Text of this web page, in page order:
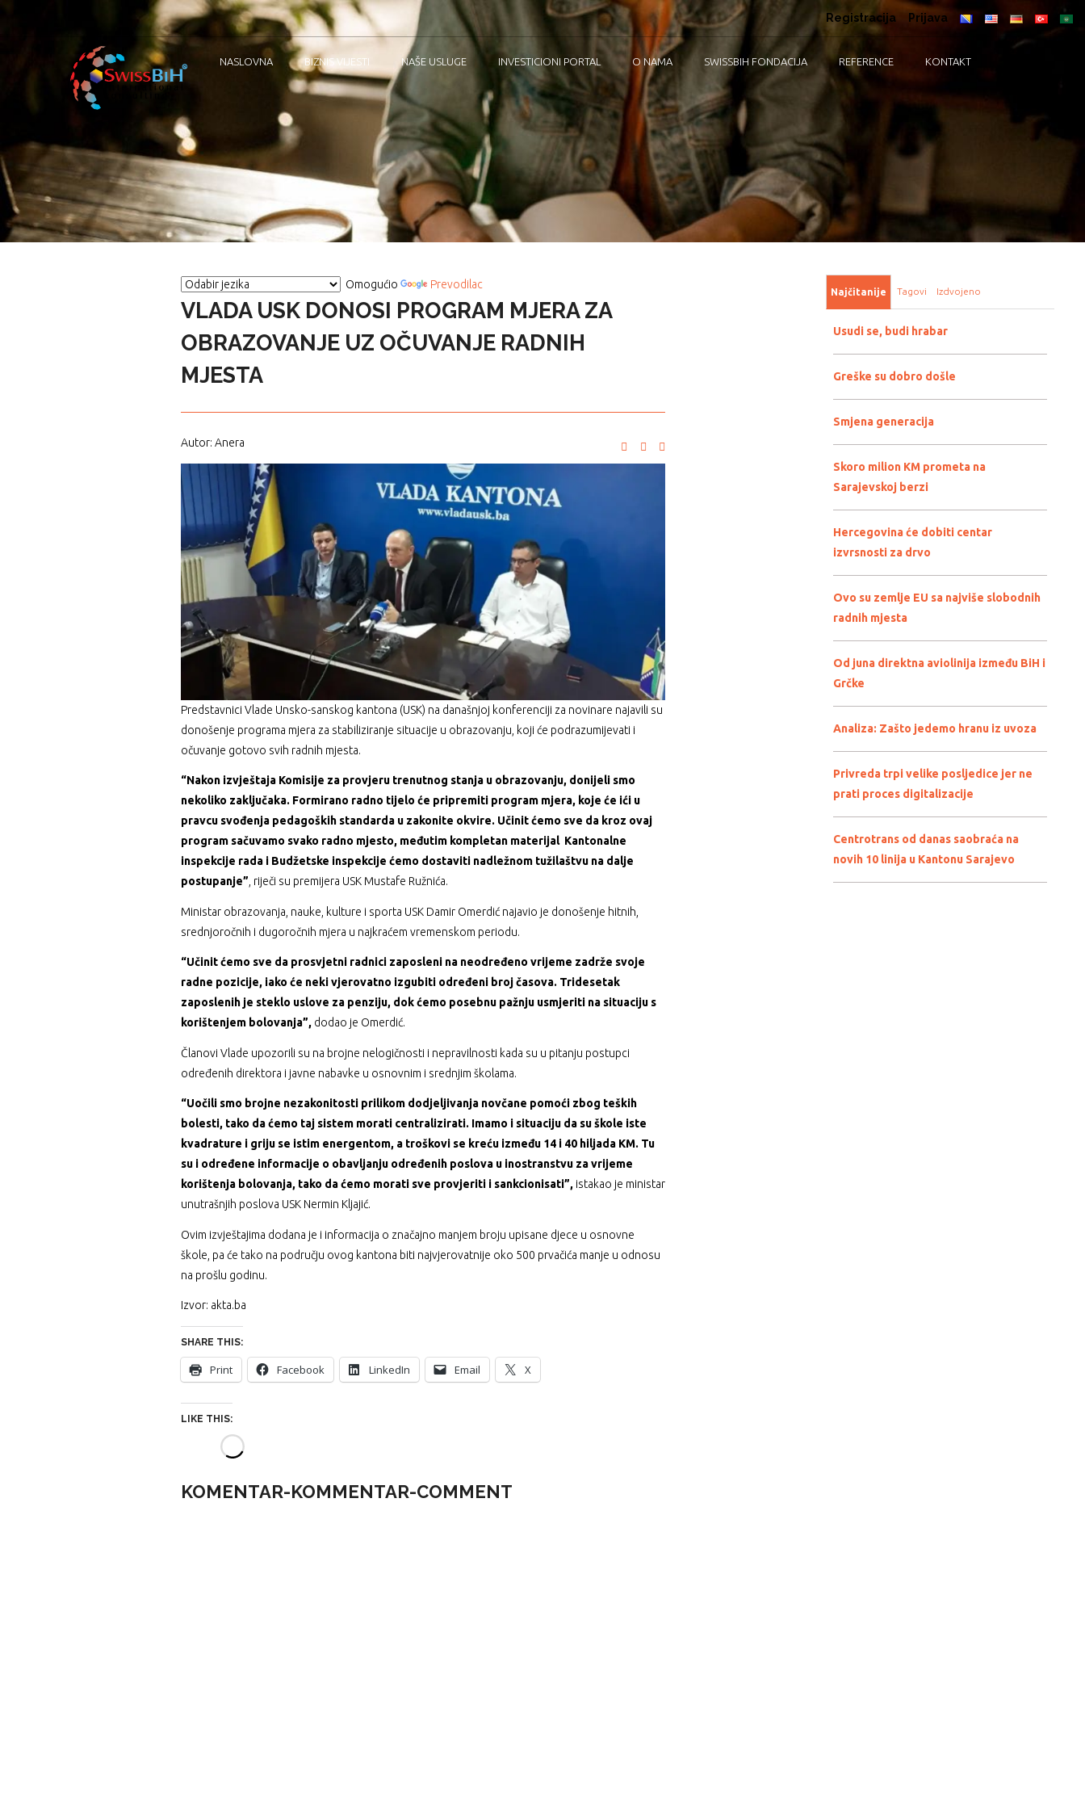
Registracija Prijava
NASLOVNA BIZNIS VIJESTI NAŠE USLUGE INVESTICIONI PORTAL O NAMA SWISSBIH FONDACIJA REFERENCE KONTAKT
Omogućio Prevodilac
VLADA USK DONOSI PROGRAM MJERA ZA
OBRAZOVANJE UZ OČUVANJE RADNIH
MJESTA
Autor: Anera
Predstavnici Vlade Unsko-sanskog kantona (USK) na današnjoj konferenciji za novinare najavili su
donošenje programa mjera za stabiliziranje situacije u obrazovanju, koji će podrazumijevati i
očuvanje gotovo svih radnih mjesta.
“Nakon izvještaja Komisije za provjeru trenutnog stanja u obrazovanju, donijeli smo
nekoliko zaključaka. Formirano radno tijelo će pripremiti program mjera, koje će ići u
pravcu svođenja pedagoških standarda u zakonite okvire. Učinit ćemo sve da kroz ovaj
program sačuvamo svako radno mjesto, međutim kompletan materijal Kantonalne
inspekcije rada i Budžetske inspekcije ćemo dostaviti nadležnom tužilaštvu na dalje
postupanje” , riječi su premijera USK Mustafe Ružnića.
Ministar obrazovanja, nauke, kulture i sporta USK Damir Omerdić najavio je donošenje hitnih,
srednjoročnih i dugoročnih mjera u najkraćem vremenskom periodu.
“Učinit ćemo sve da prosvjetni radnici zaposleni na neodređeno vrijeme zadrže svoje
radne pozicije, iako će neki vjerovatno izgubiti određeni broj časova. Tridesetak
zaposlenih je steklo uslove za penziju, dok ćemo posebnu pažnju usmjeriti na situaciju s
korištenjem bolovanja”, dodao je Omerdić.
Članovi Vlade upozorili su na brojne nelogičnosti i nepravilnosti kada su u pitanju postupci
određenih direktora i javne nabavke u osnovnim i srednjim školama.
“Uočili smo brojne nezakonitosti prilikom dodjeljivanja novčane pomoći zbog teških
bolesti, tako da ćemo taj sistem morati centralizirati. Imamo i situaciju da su škole iste
kvadrature i griju se istim energentom, a troškovi se kreću između 14 i 40 hiljada KM. Tu
su i određene informacije o obavljanju određenih poslova u inostranstvu za vrijeme
korištenja bolovanja, tako da ćemo morati sve provjeriti i sankcionisati”, istakao je ministar
unutrašnjih poslova USK Nermin Kljajić.
Ovim izvještajima dodana je i informacija o značajno manjem broju upisane djece u osnovne
škole, pa će tako na području ovog kantona biti najvjerovatnije oko 500 prvačića manje u odnosu
na prošlu godinu.
Izvor: akta.ba
SHARE THIS:
Print Facebook LinkedIn Email X
LIKE THIS:
KOMENTAR-KOMMENTAR-COMMENT
Najčitanije Tagovi Izdvojeno
Usudi se, budi hrabar
Greške su dobro došle
Smjena generacija
Skoro milion KM prometa na
Sarajevskoj berzi
Hercegovina će dobiti centar
izvrsnosti za drvo
Ovo su zemlje EU sa najviše slobodnih
radnih mjesta
Od juna direktna aviolinija između BiH i
Grčke
Analiza: Zašto jedemo hranu iz uvoza
Privreda trpi velike posljedice jer ne
prati proces digitalizacije
Centrotrans od danas saobraća na
novih 10 linija u Kantonu Sarajevo